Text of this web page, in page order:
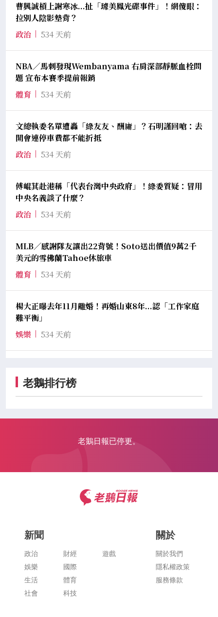
曹興誠槓上謝寒冰...扯「璩美鳳光碟事件」！網傻眼：
拉別人陰影墊背？
政治
534 天前
NBA／馬刺發現Wembanyama 右肩深部靜脈血栓問
題 宣布本賽季提前報銷
體育
534 天前
文總執委名單遭轟「綠友友、酬庸」？石明謹回嗆：去
開會連停車費都不能折抵
政治
534 天前
傅崐萁赴港稱「代表台灣中央政府」！綠委質疑：冒用
中央名義談了什麼？
政治
534 天前
MLB／感謝隊友讓出22背號！Soto送出價值9萬2千
美元的雪佛蘭Tahoe休旅車
體育
534 天前
楊大正曝去年11月離婚！再婚山東8年...認「工作家庭
難平衡」
娛樂
534 天前
老鵝排行榜
老鵝日報已停更。
新聞
政治
娛樂
生活
社會
財經
國際
體育
科技
遊戲
關於
關於我們
隱私權政策
服務條款